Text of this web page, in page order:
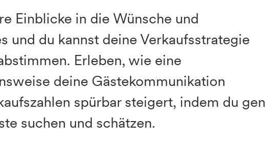
Einblicke in die Wünsche und
und du kannst deine Verkaufsstrategie
Erleben, wie eine
deine Gästekommunikation
spürbar steigert, indem du
suchen und schätzen.